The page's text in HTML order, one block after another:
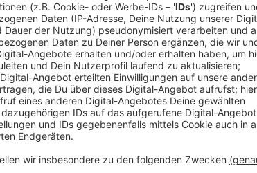
Auszug aus der neuen Folge seines
Anzeige
ATZE - Wat ne Woche - "Kater auf der Bühne"